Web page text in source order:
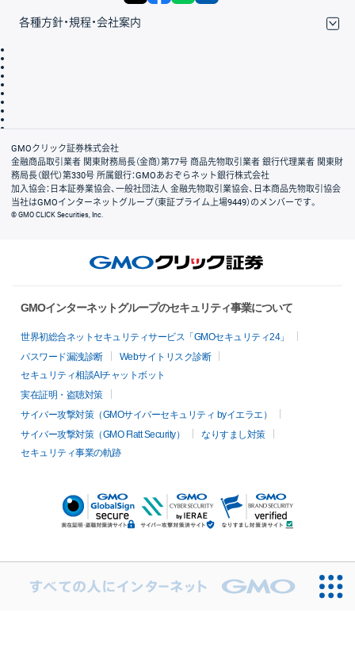
各種方針・規程・会社案内
会社案内
GMOクリック証券株式会社
金融商品取引業者 関東財務局長（金商）第77号 商品先物取引業者 銀行代理業者 関東財
務局長（銀代）第330号 所属銀行：GMOあおぞらネット銀行株式会社
加入協会：日本証券業協会、一般社団法人 金融先物取引業協会、日本商品先物取引協会
当社はGMOインターネットグループ（東証プライム上場9449）のメンバーです。
© GMO CLICK Securities, Inc.
GMOインターネットグループのセキュリティ事業について
世界初総合ネットセキュリティサービス「GMOセキュリティ24」
パスワード漏洩診断
Webサイトリスク診断
セキュリティ相談AIチャットボット
実在証明・盗聴対策
サイバー攻撃対策（GMOサイバーセキュリティ byイエラエ）
サイバー攻撃対策（GMO Flatt Security）
なりすまし対策
セキュリティ事業の軌跡